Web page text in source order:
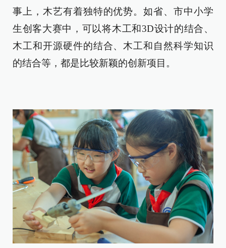
事上，木艺有着独特的优势。如省、市中小学
生创客大赛中，可以将木工和3D设计的结合、
木工和开源硬件的结合、木工和自然科学知识
的结合等，都是比较新颖的创新项目。